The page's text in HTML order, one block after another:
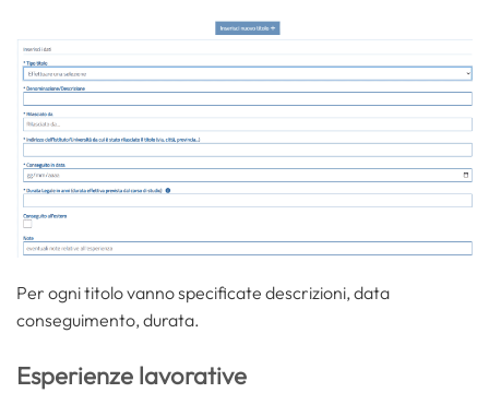
Per ogni titolo vanno specificate descrizioni, data
conseguimento, durata.
Esperienze lavorative